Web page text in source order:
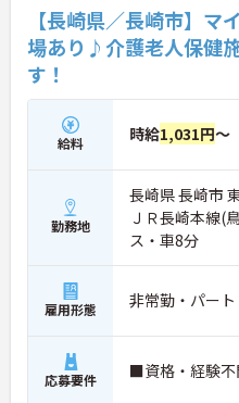
【長崎県／長崎市】
場あり♪介護老人保健
す！
給料 時給1,031円～
勤務地
長崎県 長崎市
ＪＲ長崎本線(
ス・車8分
雇用形態 非常勤・パー
応募要件 ■資格・経験不